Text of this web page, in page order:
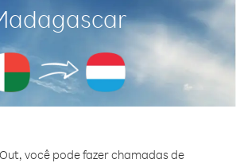
você pode fazer chamadas de